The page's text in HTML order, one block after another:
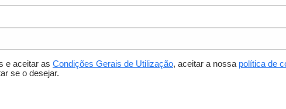
e aceitar as Condições Gerais de Utilização, aceitar a nossa política de
se o desejar.